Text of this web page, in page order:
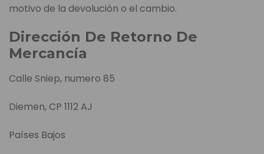
motivo de la devolución o el cambio.
Dirección De Retorno De
Mercancía
Calle Sniep, numero 85
Diemen, CP 1112 AJ
Países Bajos